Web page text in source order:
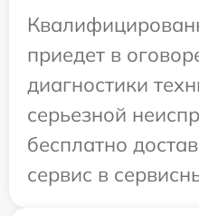
приедет в
диагностики
серьезной
бесплатно
сервис в